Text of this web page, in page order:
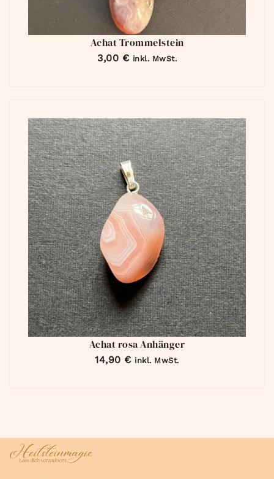
Achat Trommelstein
3,00 € inkl. MwSt.
Achat rosa Anhänger
14,90 € inkl. MwSt.